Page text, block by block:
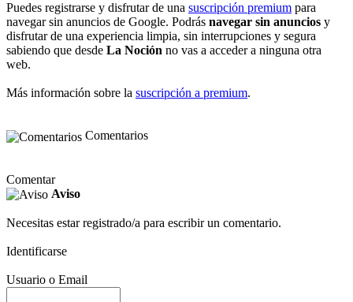
Puedes registrarse y disfrutar de una suscripción premium para
navegar sin anuncios de Google. Podrás navegar sin anuncios y
disfrutar de una experiencia limpia, sin interrupciones y segura
sabiendo que desde La Noción no vas a acceder a ninguna otra
web.
Más información sobre la suscripción a premium.
Comentarios
Comentar
Aviso
Necesitas estar registrado/a para escribir un comentario.
Identificarse
Usuario o Email